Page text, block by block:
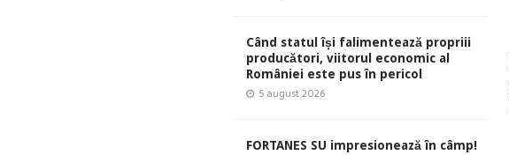
Când statul își falimentează propriii
producători, viitorul economic al
României este pus în pericol
5 august 2026
FORTANES SU impresionează în câmp!